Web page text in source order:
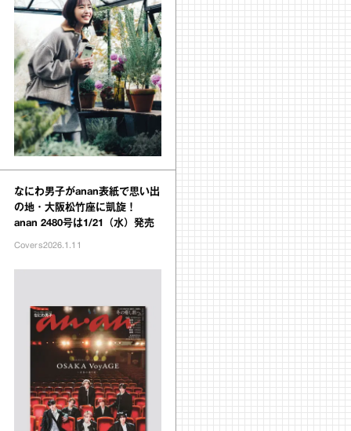
なにわ男子がanan表紙で思い出
の地・大阪松竹座に凱旋！
anan 2480号は1/21（水）発売
Covers2026.1.11